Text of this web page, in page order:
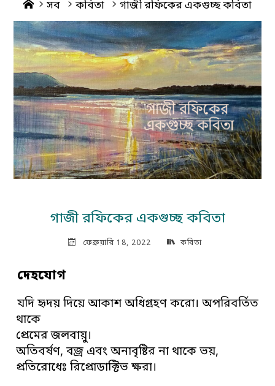
Home
সব কবিতা গাজী রফিকের একগুচ্ছ কবিতা
গাজী রফিকের একগুচ্ছ কবিতা
ফেব্রুয়ারি 18, 2022 কবিতা
দেহযোগ
যদি হৃদয় দিয়ে আকাশ অধিগ্রহণ করো। অপরিবর্তিত
থাকে
প্রেমের জলবায়ু।
অতিবর্ষণ, বজ্র এবং অনাবৃষ্টির না থাকে ভয়,
প্রতিরোধেঃ রিপ্রোডাক্টিভ ক্ষরা।